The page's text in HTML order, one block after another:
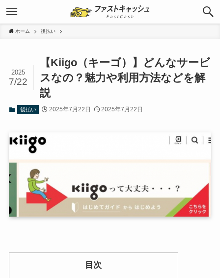
ホーム 後払い
【Kiigo（キーゴ）】どんなサービ
スなの？魅力や利用方法などを解
説
2025
7/22
後払い 2025年7月22日 2025年7月22日
目次